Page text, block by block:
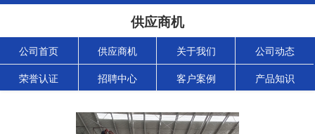
供应商机
公司首页 供应商机 关于我们 公司动态
荣誉认证 招聘中心 客户案例 产品知识